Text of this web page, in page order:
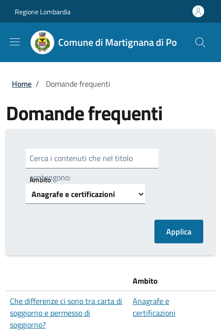
Regione Lombardia
Comune di Martignana di Po
Briciole di pane
Home / Domande frequenti
Domande frequenti
Cerca i contenuti che nel titolo
contengono:
Ambito
Ambito
Che differenze ci sono tra carta di
soggiorno e permesso di
soggiorno?
Anagrafe e
certificazioni